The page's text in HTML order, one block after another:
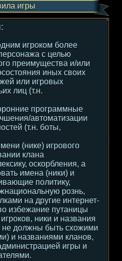
игры
игроком более
с целью
преимущества и/или
иных своих
или игровых
лиц (т.н.
программные
автоматизации
(т.н. боты,
(нике) игрового
клана
оскорбления, а
имена (ники) и
политику,
рознь,
на другие интернет-
избежание путаницы
ники и названия
не должны быть схожими
и названиями кланов,
игры и